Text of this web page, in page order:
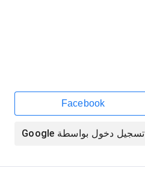
Facebook
تسجيل دخول بواسطة Google